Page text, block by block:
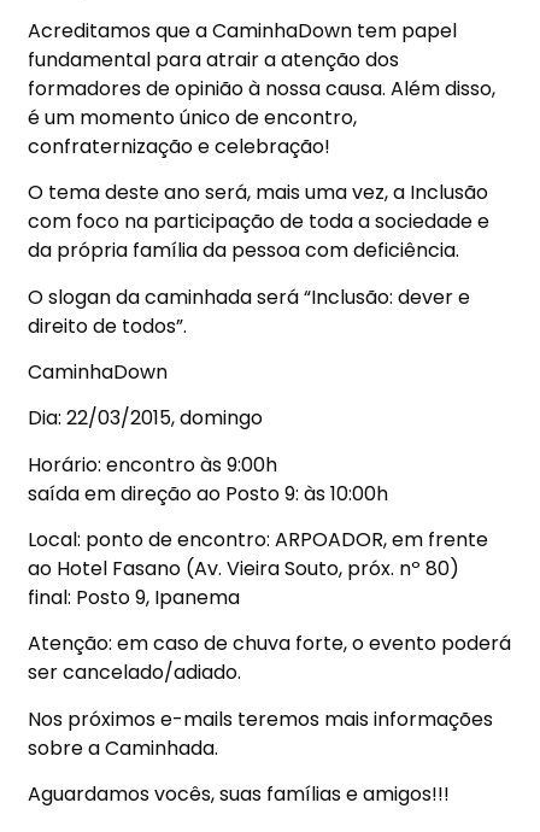
Acreditamos que a CaminhaDown tem papel
fundamental para atrair a atenção dos
formadores de opinião à nossa causa. Além disso,
é um momento único de encontro,
confraternização e celebração!
O tema deste ano será, mais uma vez, a Inclusão
com foco na participação de toda a sociedade e
da própria família da pessoa com deficiência.
O slogan da caminhada será “Inclusão: dever e
direito de todos”.
CaminhaDown
Dia: 22/03/2015, domingo
Horário: encontro às 9:00h
saída em direção ao Posto 9: às 10:00h
Local: ponto de encontro: ARPOADOR, em frente
ao Hotel Fasano (Av. Vieira Souto, próx. nº 80)
final: Posto 9, Ipanema
Atenção: em caso de chuva forte, o evento poderá
ser cancelado/adiado.
Nos próximos e-mails teremos mais informações
sobre a Caminhada.
Aguardamos vocês, suas famílias e amigos!!!